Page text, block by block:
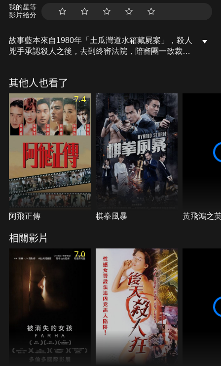
我的星等
影片給分
故事藍本來自1980年「土瓜灣道水箱藏屍案」，殺人
兇手承認殺人之後，去到終審法院，陪審團一致裁定
達華 飾）調至地方警署，由重案組督察張嘉茵（邵美
琪 飾）手上接手調查一宗屍體發現案件。死者胡英勇
（何華超 飾）屍體被維修工人在舊樓重建工程中發
現，死去已經八年。駱英財鎖定嫌疑犯為爛面超（洪
天明 飾），及死者妻子言鳳萍（陳靜 飾），二人犯
案動機通姦殺人。案件被律政署高級檢控官山度士
（Joe Junior 飾）質疑。死者生前無惡不作，涉及強
姦、迷姦、販毒及勒索，更觸及駱英財與黑幫大佬肥
威（林雪 飾）的一些不可告人的勾當。在山度士質問
下，駱英財由查案者而變為被調查者。到最後許多令
人奇怪的情節不斷從駱英財的口供裡頭展現。究竟誰
才是真正的殺人兇手？駱英財又是否誣陷好人？又到
了最後為何此件案件無緣無故成為一件懸案？究竟是
其他人也看了
7.4
阿飛正傳 棋拳風暴 黃飛鴻之
相關影片
7.0